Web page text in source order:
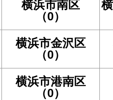
横浜市南区
（0）
横浜市金沢区
（0）
横浜市港南区
（0）